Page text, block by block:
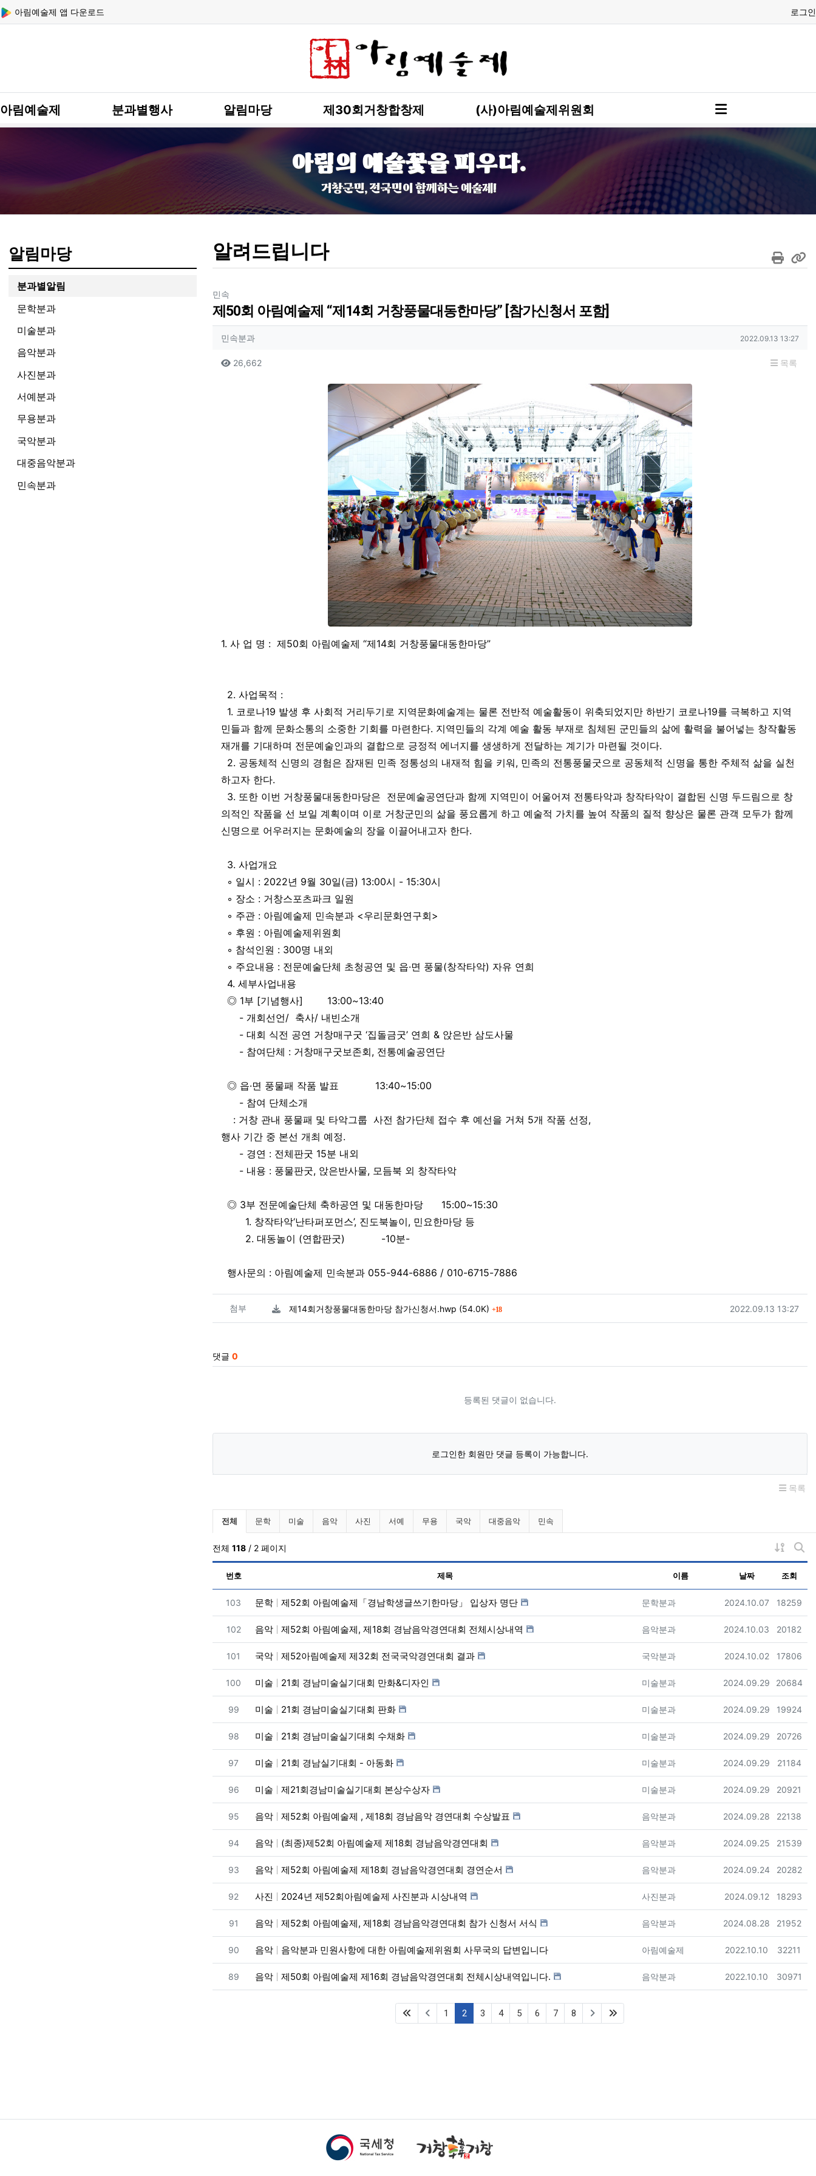
상단 네비 로그인
아림예술제 앱 다운로드
메인 메뉴
아림예술제 분과별행사 알림마당 제30회거창합창제 (사)아림예술제위원회
아림의 예술꽃을 피우다.
거창군민, 전국민이 함께하는 예술제!
알려드립니다
민속분류
제50회 아림예술제 “제14회 거창풍물대동한마당” [참가신청서 포함]
작성자 정보
민속분과작성 작성일
2022.09.13 13:27
컨텐츠 정보
26,662조회 목록
1. 사 업 명 : 제50회 아림예술제 “제14회 거창풍물대동한마당”
2. 사업목적 :
1. 코로나19 발생 후 사회적 거리두기로 지역문화예술계는 물론 전반적 예술활동이 위축되었지만 하반기 코로나19를 극복하고 지역
민들과 함께 문화소통의 소중한 기회를 마련한다. 지역민들의 각계 예술 활동 부재로 침체된 군민들의 삶에 활력을 불어넣는 창작활동
재개를 기대하며 전문예술인과의 결합으로 긍정적 에너지를 생생하게 전달하는 계기가 마련될 것이다.
2. 공동체적 신명의 경험은 잠재된 민족 정통성의 내재적 힘을 키워, 민족의 전통풍물굿으로 공동체적 신명을 통한 주체적 삶을 실천
하고자 한다.
3. 또한 이번 거창풍물대동한마당은 전문예술공연단과 함께 지역민이 어울어져 전통타악과 창작타악이 결합된 신명 두드림으로 창
의적인 작품을 선 보일 계획이며 이로 거창군민의 삶을 풍요롭게 하고 예술적 가치를 높여 작품의 질적 향상은 물론 관객 모두가 함께
신명으로 어우러지는 문화예술의 장을 이끌어내고자 한다.
3. 사업개요
◦ 일시 : 2022년 9월 30일(금) 13:00시 - 15:30시
◦ 장소 : 거창스포츠파크 일원
◦ 주관 : 아림예술제 민속분과 <우리문화연구회>
◦ 후원 : 아림예술제위원회
◦ 참석인원 : 300명 내외
◦ 주요내용 : 전문예술단체 초청공연 및 읍·면 풍물(창작타악) 자유 연희
4. 세부사업내용
◎ 1부 [기념행사] 13:00~13:40
- 개회선언/ 축사/ 내빈소개
- 대회 식전 공연 거창매구굿 ‘집돌금굿’ 연희 & 앉은반 삼도사물
- 참여단체 : 거창매구굿보존회, 전통예술공연단
◎ 읍·면 풍물패 작품 발표 13:40~15:00
- 참여 단체소개
: 거창 관내 풍물패 및 타악그룹 사전 참가단체 접수 후 예선을 거쳐 5개 작품 선정,
행사 기간 중 본선 개최 예정.
- 경연 : 전체판굿 15분 내외
- 내용 : 풍물판굿, 앉은반사물, 모듬북 외 창작타악
◎ 3부 전문예술단체 축하공연 및 대동한마당 15:00~15:30
1. 창작타악‘난타퍼포먼스’, 진도북놀이, 민요한마당 등
2. 대동놀이 (연합판굿) -10분-
행사문의 : 아림예술제 민속분과 055-944-6886 / 010-6715-7886
관련자료
첨부 제14회거창풍물대동한마당 참가신청서.hwp 파일크기
(54.0K) 18회 다운로드 등록일
2022.09.13 13:27
댓글 0
등록된 댓글이 없습니다.
로그인한 회원만 댓글 등록이 가능합니다.
목록
알려드립니다 분류 목록
전체 문학 미술 음악 사진 서예 무용 국악 대중음악 민속
전체 118/ 2 페이지
게시물
게
번호 제목 이름 날짜 조회
번호
103 문학 제52회 아림예술제「경남학생글쓰기한마당」 입상자 명단 등록자
문학분과 등록일
2024.10.07 조회
18259
번호
102 음악 제52회 아림예술제, 제18회 경남음악경연대회 전체시상내역 등록자
음악분과 등록일
2024.10.03 조회
20182
번호
101 국악 제52아림예술제 제32회 전국국악경연대회 결과 등록자
국악분과 등록일
2024.10.02 조회
17806
번호
100 미술 21회 경남미술실기대회 만화&디자인 등록자
미술분과 등록일
2024.09.29 조회
20684
번호
99 미술 21회 경남미술실기대회 판화 등록자
미술분과 등록일
2024.09.29 조회
19924
번호
98 미술 21회 경남미술실기대회 수채화 등록자
미술분과 등록일
2024.09.29 조회
20726
번호
97 미술 21회 경남실기대회 - 아동화 등록자
미술분과 등록일
2024.09.29 조회
21184
번호
96 미술 제21회경남미술실기대회 본상수상자 등록자
미술분과 등록일
2024.09.29 조회
20921
번호
95 음악 제52회 아림예술제 , 제18회 경남음악 경연대회 수상발표 등록자
음악분과 등록일
2024.09.28 조회
22138
번호
94 음악 (최종)제52회 아림예술제 제18회 경남음악경연대회 등록자
음악분과 등록일
2024.09.25 조회
21539
번호
93 음악 제52회 아림예술제 제18회 경남음악경연대회 경연순서 등록자
음악분과 등록일
2024.09.24 조회
20282
번호
92 사진 2024년 제52회아림예술제 사진분과 시상내역 등록자
사진분과 등록일
2024.09.12 조회
18293
번호
91 음악 제52회 아림예술제, 제18회 경남음악경연대회 참가 신청서 서식 등록자
음악분과 등록일
2024.08.28 조회
21952
번호
90 음악 음악분과 민원사항에 대한 아림예술제위원회 사무국의 답변입니다 등록자
아림예술제 등록일
2022.10.10 조회
32211
번호
89 음악 제50회 아림예술제 제16회 경남음악경연대회 전체시상내역입니다. 등록자
음악분과 등록일
2022.10.10 조회
30971
(first) 1 2(current)
3 4 5 6 7 8 (last)
알림마당
분과별알림
문학분과
미술분과
음악분과
사진분과
서예분과
무용분과
국악분과
대중음악분과
민속분과